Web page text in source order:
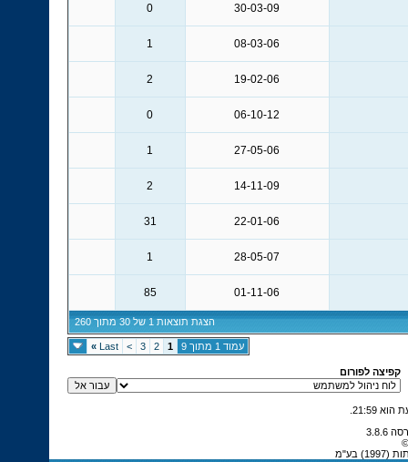
30-03-09
0
08-03-06
1
19-02-06
2
06-10-12
0
27-05-06
1
14-11-09
2
22-01-06
31
28-05-07
1
01-11-06
85
הצגת תוצאות 1 של 30 מתוך 260
עמוד 1 מתוך 9 1
2
3
>
Last
»
קפיצה לפורום
21:59
בע"מ